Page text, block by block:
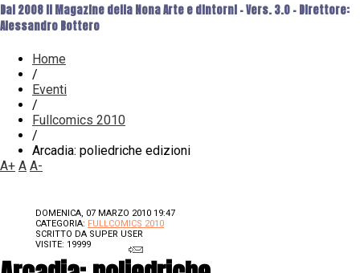
Dal 2008 il Magazine della Nona Arte e dintorni - Vers. 3.0 - Direttore:
Alessandro Bottero
Home
/
Eventi
/
Fullcomics 2010
/
Arcadia: poliedriche edizioni
A+ A A-
DOMENICA, 07 MARZO 2010 19:47
CATEGORIA: FULLCOMICS 2010
SCRITTO DA SUPER USER
VISITE: 19999